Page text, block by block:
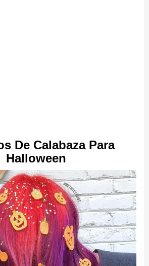
De Calabaza Para
Halloween